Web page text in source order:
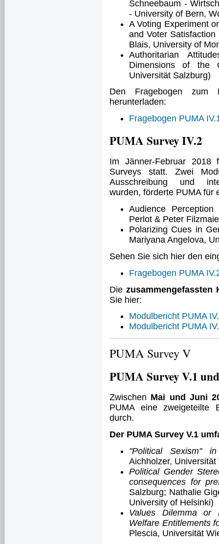
Schneebaum -
- University of Bern,
A Voting Experiment
and Voter
Blais, University of
Authoritarian
Dimensions of the
Universität Salzburg)
Den Fragebogen
herunterladen:
Fragebogen PUMA
PUMA Survey IV.2
Im Jänner-Februar
Surveys statt. Zwei
Ausschreibung und
wurden, förderte PUMA für
Audience
Perlot & Peter
Polarizing Cues in
Mariyana Angelova,
Sehen Sie sich hier den
Fragebogen PUMA
Die zusammengefassten
Sie hier:
Modulbericht PUMA
Modulbericht PUMA
PUMA Survey V
PUMA Survey V.1
Zwischen Mai und Juni
PUMA eine zweigeteilte
durch.
Der PUMA Survey V.1
"Political Sexism"
Aichholzer,
Political Gender
consequences for
Salzburg; Nathalie
University of Helsinki)
Values Dilemma or
Welfare Entitlements
Plescia, Universität